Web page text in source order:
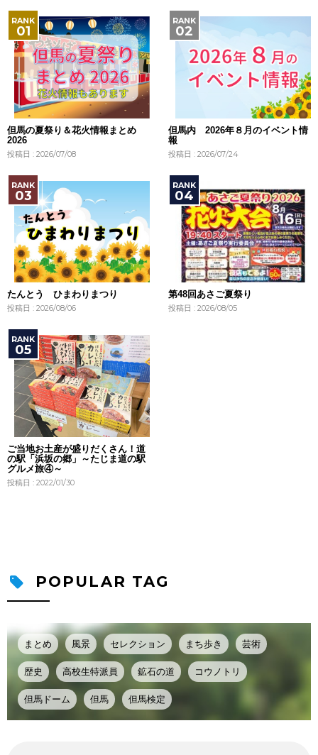
但馬の夏祭り＆花火情報まとめ
2026
投稿日 : 2026/07/08
但馬内 2026年８月のイベント情
報
投稿日 : 2026/07/24
たんとう ひまわりまつり
投稿日 : 2026/08/06
第48回あさご夏祭り
投稿日 : 2026/08/05
ご当地お土産が盛りだくさん！道
の駅「浜坂の郷」～たじま道の駅
グルメ旅④～
投稿日 : 2022/01/30
POPULAR TAG
まとめ 風景 セレクション まち歩き 芸術
歴史 高校生特派員 鉱石の道 コウノトリ
但馬ドーム 但馬 但馬検定